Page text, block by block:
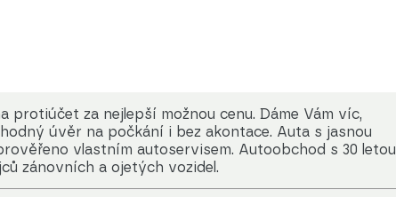
protiúčet za nejlepší možnou cenu. Dáme Vám víc,
úvěr na počkání i bez akontace. Auta s jasnou
vlastním autoservisem. Autoobchod s 30 letou
zánovních a ojetých vozidel.